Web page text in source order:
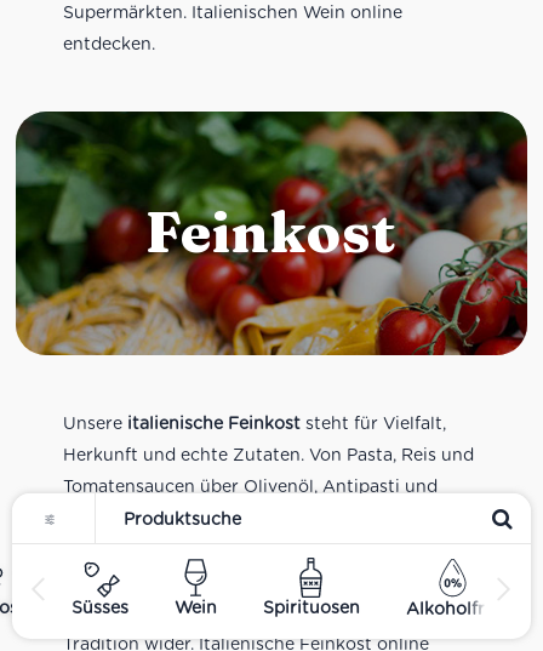
Süsses Wein Spirituosen Alkoholfrei
Supermärkten. Italienischen Wein online
entdecken.
Feinkost
Unsere italienische Feinkoststeht für Vielfalt,
Herkunft und echte Zutaten. Von Pasta, Reis und
Tomatensaucen über Olivenöl, Antipasti und
Pesto bis zu Balsamico und Spezialitäten aus
verschiedenen Regionen Italiens. Alle Produkte
sind Teil unseres realen Supermarkt-Sortiments
und spiegeln italienische Alltagsküche und
Tradition wider. Italienische Feinkost online